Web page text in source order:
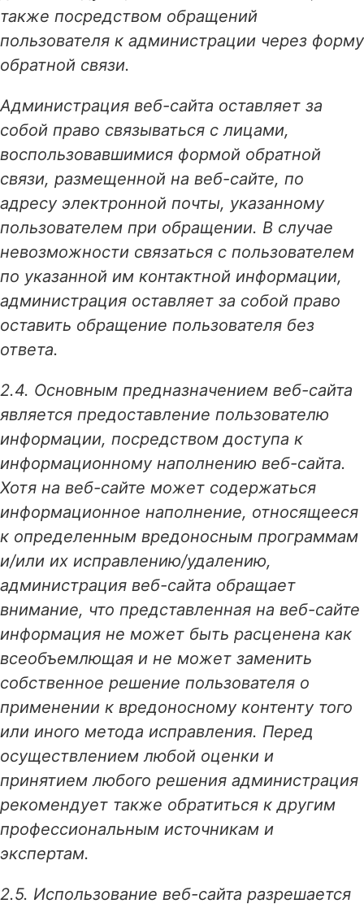
также посредством обращений
пользователя к администрации через форму
обратной связи.
Администрация веб-сайта оставляет за
собой право связываться с лицами,
воспользовавшимися формой обратной
связи, размещенной на веб-сайте, по
адресу электронной почты, указанному
пользователем при обращении. В случае
невозможности связаться с пользователем
по указанной им контактной информации,
администрация оставляет за собой право
оставить обращение пользователя без
ответа.
2.4. Основным предназначением веб-сайта
является предоставление пользователю
информации, посредством доступа к
информационному наполнению веб-сайта.
Хотя на веб-сайте может содержаться
информационное наполнение, относящееся
к определенным вредоносным программам
и/или их исправлению/удалению,
администрация веб-сайта обращает
внимание, что представленная на веб-сайте
информация не может быть расценена как
всеобъемлющая и не может заменить
собственное решение пользователя о
применении к вредоносному контенту того
или иного метода исправления. Перед
осуществлением любой оценки и
принятием любого решения администрация
рекомендует также обратиться к другим
профессиональным источникам и
экспертам.
2.5. Использование веб-сайта разрешается